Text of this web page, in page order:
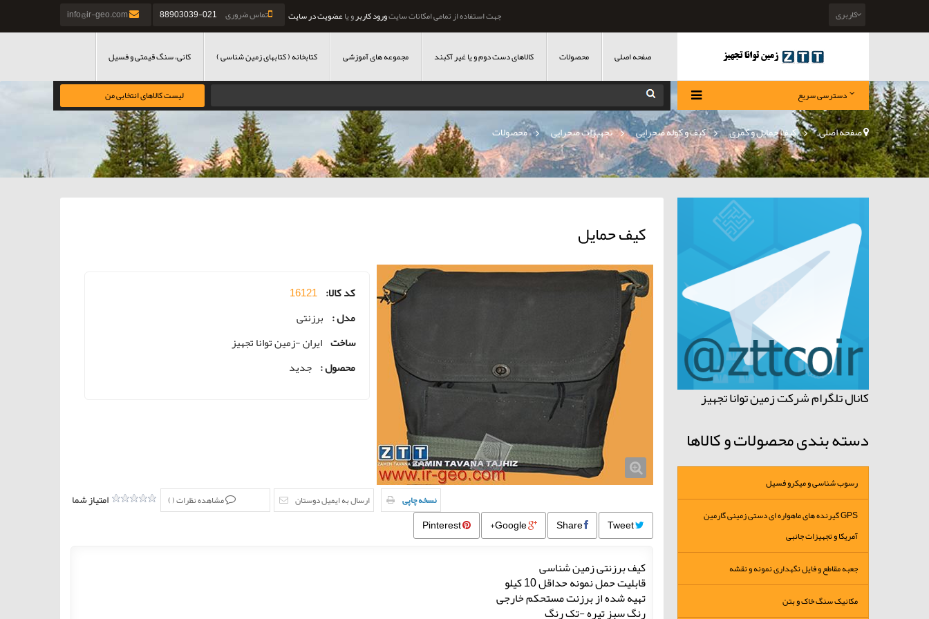
تماس ضروری 021-88903039 جهت استفاده از تمامی امکانات سایتورود کاربرو یاعضویت در سایت کاربری
صفحه اصلی محصولات کالاهای دست دوم و یا غیر آکبند مجموعه های آموزشی کتابخانه ( کتابهای زمین شناسی ) کانی، سنگ قیمتی و فسیل
دسترسی سریع لیست کالاهای انتخابی من
صفحه اصلی > کیف حمایل و کمری » کیف و کوله صحرایی » تجهیزات صحرایی » محصولات
کانال تلگرام شرکت زمین توانا تجهیز
دسته بندی محصولات و کالاها
رسوب شناسی و میکرو فسیل
GPS گیرنده های ماهواره ای دستی زمینی گارمین
آمریکا و تجهیزات جانبی
جعبه مقاطع و فایل نگهداری نمونه و نقشه
مکانیک سنگ خاک و بتن
کیف حمایل
کد کالا: 16121
مدل : برزنتی
ساخت ایران -زمین توانا تجهیز
محصول : جدید
امتیاز شما مشاهده نظرات () ارسال به ایمیل دوستان نسخه چاپی
Tweet
Share
Google+
Pinterest
کیف برزنتی زمین شناسی
قابلیت حمل نمونه حداقل 10 کیلو
تهیه شده از برزنت مستحکم خارجی
رنگ سبز تیره -تک رنگ